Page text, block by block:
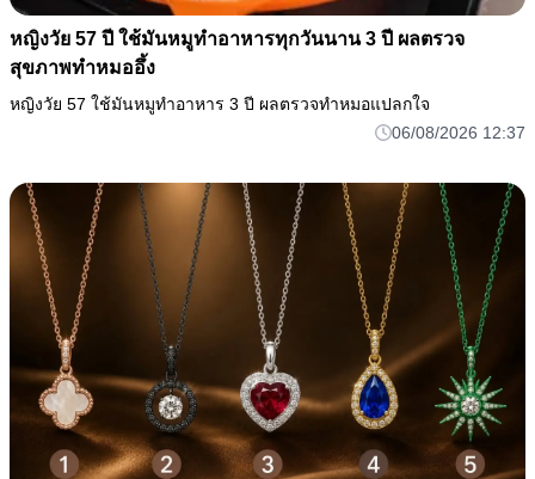
หญิงวัย 57 ปี ใช้มันหมูทำอาหารทุกวันนาน 3 ปี ผลตรวจ
สุขภาพทำหมออึ้ง
หญิงวัย 57 ใช้มันหมูทำอาหาร 3 ปี ผลตรวจทำหมอแปลกใจ
06/08/2026 12:37